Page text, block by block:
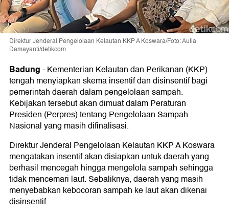
Direktur Jenderal Pengelolaan Kelautan KKP A Koswara/Foto: Aulia
Damayanti/detikcom
Badung-Kementerian Kelautan dan Perikanan (KKP)
tengah menyiapkan skema insentif dan disinsentif bagi
pemerintah daerah dalam pengelolaan sampah.
Kebijakan tersebut akan dimuat dalam Peraturan
Presiden (Perpres) tentang Pengelolaan Sampah
Nasional yang masih difinalisasi.
Direktur Jenderal Pengelolaan Kelautan KKP A Koswara
mengatakan insentif akan disiapkan untuk daerah yang
berhasil mencegah hingga mengelola sampah sehingga
tidak mencemari laut. Sebaliknya, daerah yang masih
menyebabkan kebocoran sampah ke laut akan dikenai
disinsentif.